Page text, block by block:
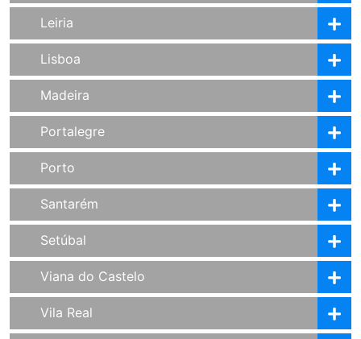
Leiria
Lisboa
Madeira
Portalegre
Porto
Santarém
Setúbal
Viana do Castelo
Vila Real